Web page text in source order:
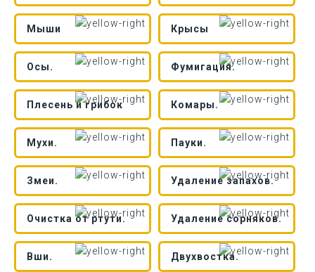
Мыши Крысы
Осы. Фумигация.
Плесень и грибок Комары.
Мухи. Пауки.
Змеи. Удаление запахов.
Очистка от ртути. Удаление сорняков.
Вши. Двухвостка.